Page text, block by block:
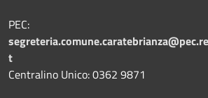
PEC:
t
Centralino Unico: 0362 9871